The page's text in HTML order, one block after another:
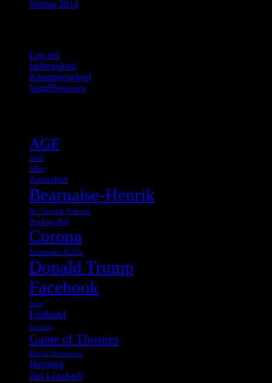
februar 2014
Log ind
Indlægsfeed
Kommentarfeed
WordPress.org
AGF
Aldi
Alien
Australien
Bearnaise-Henrik
Bo Gorzelak Pedersen
Breaking Bad
Corona
Danmarks Radio
Donald Trump
Facebook
Ferie
Fodbold
Frankrig
Game of Thrones
Henrik Christensen
Herning
Jan Lützhøft